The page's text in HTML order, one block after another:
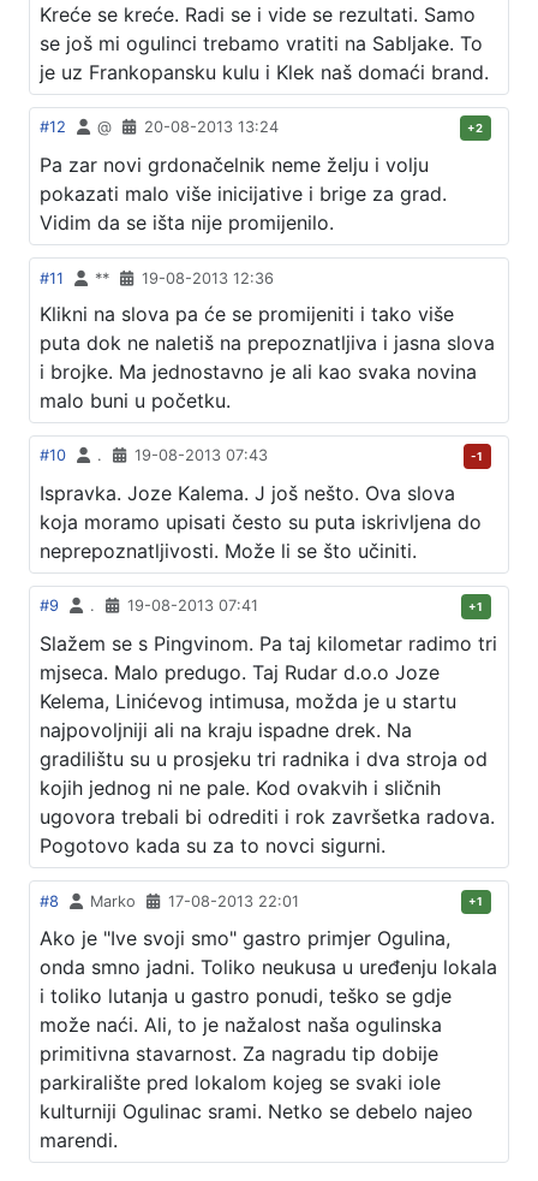
Kreće se kreće. Radi se i vide se rezultati. Samo
se još mi ogulinci trebamo vratiti na Sabljake. To
je uz Frankopansku kulu i Klek naš domaći brand.
#12 @ 20-08-2013 13:24 +2
Pa zar novi grdonačelnik neme želju i volju
pokazati malo više inicijative i brige za grad.
Vidim da se išta nije promijenilo.
#11 ** 19-08-2013 12:36
Klikni na slova pa će se promijeniti i tako više
puta dok ne naletiš na prepoznatljiva i jasna slova
i brojke. Ma jednostavno je ali kao svaka novina
malo buni u početku.
#10 . 19-08-2013 07:43 -1
Ispravka. Joze Kalema. J još nešto. Ova slova
koja moramo upisati često su puta iskrivljena do
neprepoznatljivosti. Može li se što učiniti.
#9 . 19-08-2013 07:41 +1
Slažem se s Pingvinom. Pa taj kilometar radimo tri
mjseca. Malo predugo. Taj Rudar d.o.o Joze
Kelema, Linićevog intimusa, možda je u startu
najpovoljniji ali na kraju ispadne drek. Na
gradilištu su u prosjeku tri radnika i dva stroja od
kojih jednog ni ne pale. Kod ovakvih i sličnih
ugovora trebali bi odrediti i rok završetka radova.
Pogotovo kada su za to novci sigurni.
#8 Marko 17-08-2013 22:01 +1
Ako je "Ive svoji smo" gastro primjer Ogulina,
onda smno jadni. Toliko neukusa u uređenju lokala
i toliko lutanja u gastro ponudi, teško se gdje
može naći. Ali, to je nažalost naša ogulinska
primitivna stavarnost. Za nagradu tip dobije
parkiralište pred lokalom kojeg se svaki iole
kulturniji Ogulinac srami. Netko se debelo najeo
marendi.